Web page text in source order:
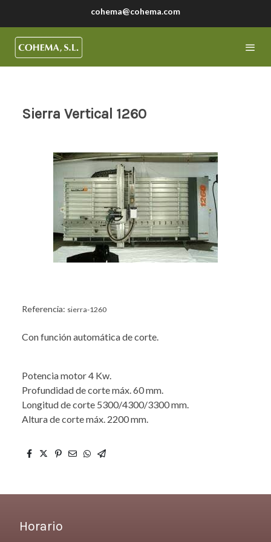
cohema@cohema.com
Sierra Vertical 1260
Referencia: sierra-1260
Con función automática de corte.
Potencia motor 4 Kw.
Profundidad de corte máx. 60 mm.
Longitud de corte 5300/4300/3300 mm.
Altura de corte máx. 2200 mm.
Horario